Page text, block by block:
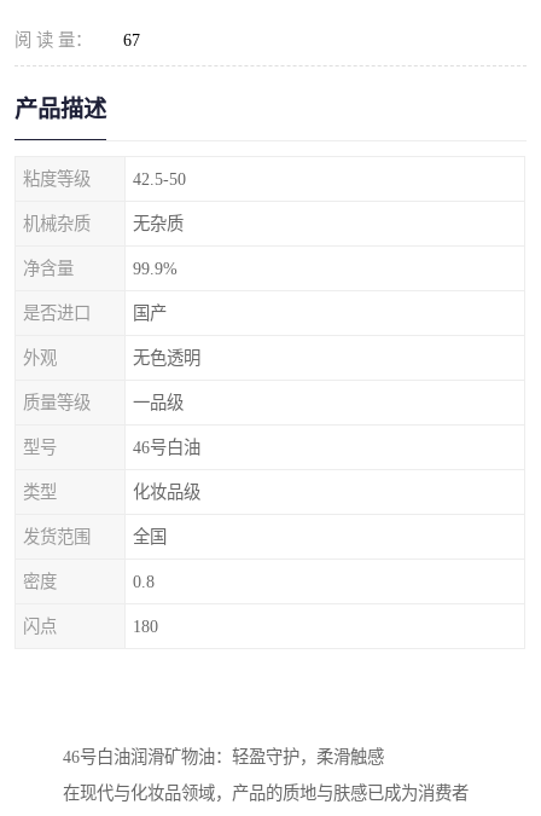
阅 读 量： 67
产品描述
粘度等级 42.5-50
机械杂质 无杂质
净含量 99.9%
是否进口 国产
外观 无色透明
质量等级 一品级
型号 46号白油
类型 化妆品级
发货范围 全国
密度 0.8
闪点 180
46号白油润滑矿物油：轻盈守护，柔滑触感
在现代与化妆品领域，产品的质地与肤感已成为消费者